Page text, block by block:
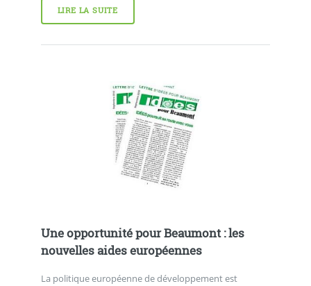
LIRE LA SUITE
Une opportunité pour Beaumont : les
nouvelles aides européennes
La politique européenne de développement est